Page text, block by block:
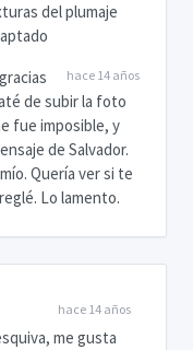
del plumaje
hace 14 años
de subir la foto
fue imposible, y
de Salvador.
Quería ver si te
Lo lamento.
hace 14 años
me gusta